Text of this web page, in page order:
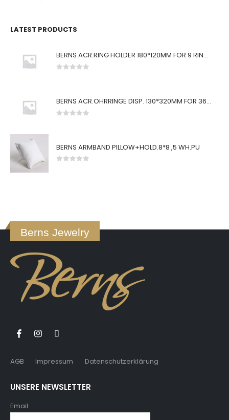
LATEST PRODUCTS
BERNS ACR.RING HOLDER 180*120MM FOR 9 RINGS
BERNS ACR.OHRRINGE DISP. 130*320MM FOR 36 PAIRS
BERNS ARMBAND PILLOW+HOLD.8*8 ,5 WH.PU
Berns Jewelry
AGB Impressum Datenschutzerklärung
UNSERE NEWSLETTER
Email